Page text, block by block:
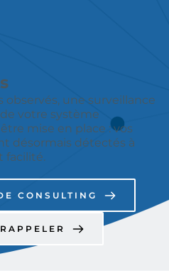
observés, une surveillance
votre système
mise en place : vos
désormais détectés à
facilité.
CONSULTING